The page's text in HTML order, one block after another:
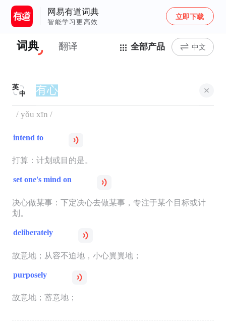
网易有道词典
智能学习更高效
立即下载
词典 翻译 全部产品 中文
英
中
/ yǒu xīn /
intend to
打算：计划或目的是。
set one's mind on
决心做某事：下定决心去做某事，专注于某个目标或计
划。
deliberately
故意地；从容不迫地，小心翼翼地；
purposely
故意地；蓄意地；